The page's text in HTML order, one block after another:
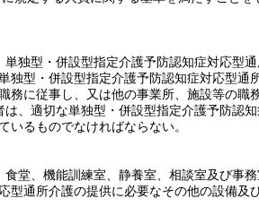
独型・併設型指定介護予防認知症対応型
独型・併設型指定介護予防認知症対応型通
に従事し、又は他の事業所、施設等の職
、適切な単独型・併設型指定介護予防認
るものでなければならない。
堂、機能訓練室、静養室、相談室及び事
通所介護の提供に必要なその他の設備及